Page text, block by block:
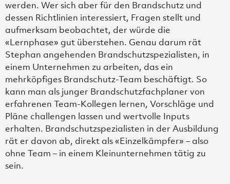
werden. Wer sich aber für den Brandschutz und
dessen Richtlinien interessiert, Fragen stellt und
aufmerksam beobachtet, der würde die
«Lernphase» gut überstehen. Genau darum rät
Stephan angehenden Brandschutzspezialisten, in
einem Unternehmen zu arbeiten, das ein
mehrköpfiges Brandschutz-Team beschäftigt. So
kann man als junger Brandschutzfachplaner von
erfahrenen Team-Kollegen lernen, Vorschläge und
Pläne challengen lassen und wertvolle Inputs
erhalten. Brandschutzspezialisten in der Ausbildung
rät er davon ab, direkt als «Einzelkämpfer» – also
ohne Team – in einem Kleinunternehmen tätig zu
sein.